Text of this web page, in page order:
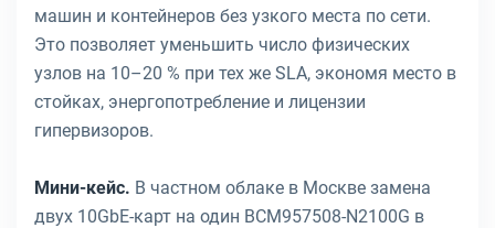
машин и контейнеров без узкого места по сети.
Это позволяет уменьшить число физических
узлов на 10–20 % при тех же SLA, экономя место в
стойках, энергопотребление и лицензии
гипервизоров.
Мини-кейс. В частном облаке в Москве замена
двух 10GbE-карт на один BCM957508-N2100G в